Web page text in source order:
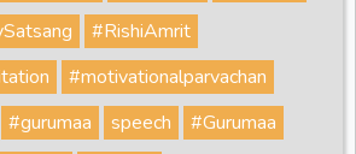
#RishiAmrit
#motivationalparvachan
#gurumaa speech
#Gurumaa